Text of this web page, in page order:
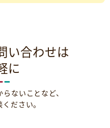
い合わせは
に
ないことなど、
ださい。